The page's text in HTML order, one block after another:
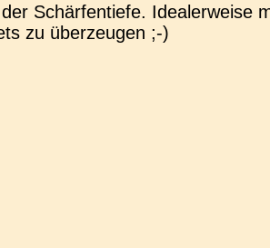
Schär­fen­tie­fe. Idea­ler­wei­se
zu überzeugen ;-)